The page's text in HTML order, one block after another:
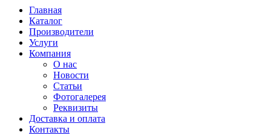
Главная
Каталог
Производители
Услуги
Компания
О нас
Новости
Статьи
Фотогалерея
Реквизиты
Доставка и оплата
Контакты